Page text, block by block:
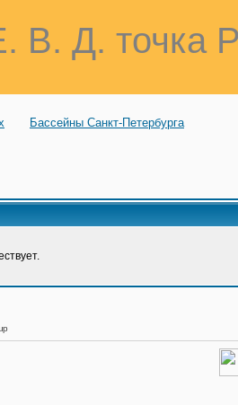
В. Д. точка
Бассейны Санкт-Петербурга